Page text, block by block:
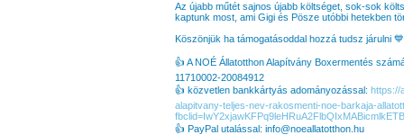
Az újabb műtét sajnos újabb költséget, sok-sok
kaptunk most, ami Gigi és Pösze utóbbi hetekben
Köszönjük ha támogatásoddal hozzá tudsz járulni
👍 A NOÉ Állatotthon Alapítvány Boxermentés
11710002-20084912
👍 közvetlen bankkártyás adományozással: https://
alapitvany-teljes-nev-rakosmenti-noe-barkaja-
👍 PayPal utalással: info@noeallatotthon.hu